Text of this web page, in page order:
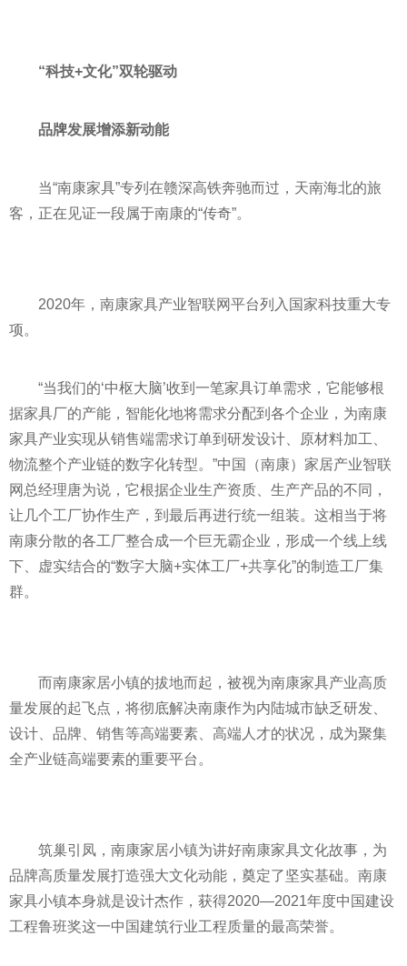
“科技+文化”双轮驱动
品牌发展增添新动能
当“南康家具”专列在赣深高铁奔驰而过，天南海北的旅
客，正在见证一段属于南康的“传奇”。
2020年，南康家具产业智联网平台列入 国家科技重大专
项。
“当我们的‘中枢大脑’收到一笔家具订单需求，它能够根
据家具厂的产能，智能化地将需求分配到各个企业，为南康
家具产业实现从销售端需求订单到研发设计、原材料加工、
物流整个产业链的数字化转型。”中国（南康）家居产业智联
网总经理唐为说，它根据企业生产资质、生产产品的不同，
让几个工厂协作生产，到最后再进行统一组装。这相当于将
南康分散的各工厂整合成一个巨无霸企业，形成一个线上线
下、虚实结合的“数字大脑+实体工厂+共享化”的制造工厂集
群。
而南康家居小镇的拔地而起，被视为南康家具产业高质
量发展的起飞点，将彻底解决南康作为内陆城市缺乏研发、
设计、品牌、销售等高端要素、高端人才的状况，成为聚集
全产业链高端要素的重要平台。
筑巢引凤，南康家居小镇为讲好南康家具文化故事，为
品牌高质量发展打造强大文化动能，奠定了坚实基础。南康
家具小镇本身就是设计杰作，获得2020—2021年度中国建设
工程鲁班奖这一中国建筑行业工程质量的最高荣誉。